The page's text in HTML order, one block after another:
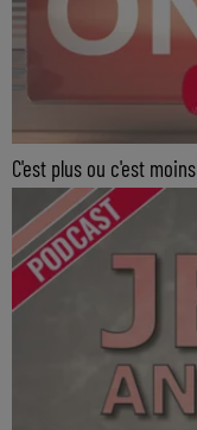
C'est plus ou c'est